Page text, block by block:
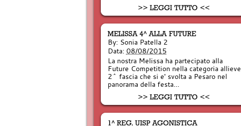
By: Sonia Patella 2
Data: 08/08/2015
La nostra Melissa ha partecipato alla
Future Competition nella categoria allieve
2^ fascia che si e' svolta a Pesaro nel
panorama della festa…